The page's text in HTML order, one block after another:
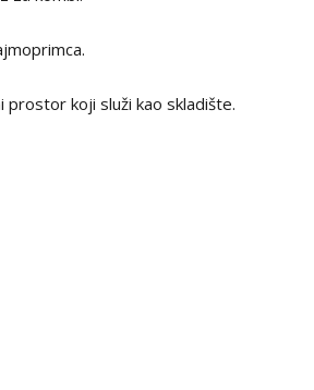
koji služi kao skladište.